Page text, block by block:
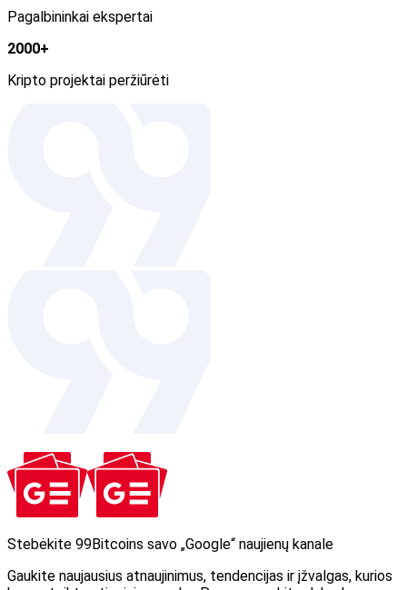
Pagalbininkai ekspertai
2000+
Kripto projektai peržiūrėti
Stebėkite 99Bitcoins savo „Google“ naujienų kanale
Gaukite naujausius atnaujinimus, tendencijas ir įžvalgas, kurios